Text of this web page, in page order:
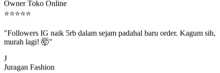
⭐⭐⭐⭐⭐
murah lagi! 🤯"
Juragan Fashion
Owner Toko Online